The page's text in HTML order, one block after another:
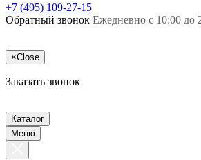
+7 (495) 109-27-15
Обратный звонок Ежедневно с 10:00 до
×Close
Заказать звонок
Каталог
Меню